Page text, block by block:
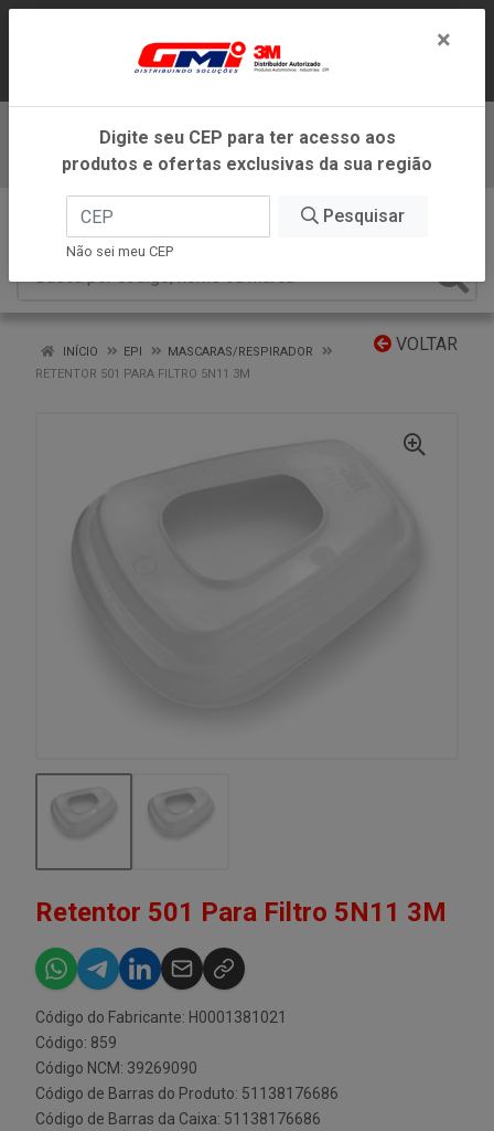
ATENDIMENTO DENTRO DO ESTADO DE
MINAS GERAIS.
Baixe já nosso APP
VOLTAR
INÍCIO EPI
MASCARAS/RESPIRADOR
RETENTOR 501 PARA FILTRO 5N11 3M
Retentor 501 Para Filtro 5N11 3M
Código do Fabricante: H0001381021
Código: 859
Código NCM: 39269090
Código de Barras do Produto: 51138176686
Código de Barras da Caixa: 51138176686
×
Digite seu CEP para ter acesso aos
produtos e ofertas exclusivas da sua região
Pesquisar
Não sei meu CEP